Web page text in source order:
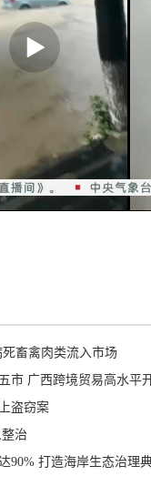
死畜禽肉类流入市场
贸易高水平开放试点8月1日起
盗窃案
治
90% 打造海岸生态治理